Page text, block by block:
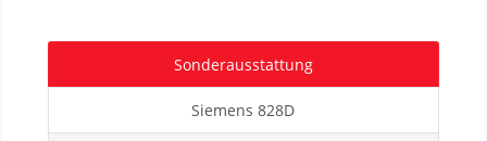
Sonderausstattung
Siemens 828D